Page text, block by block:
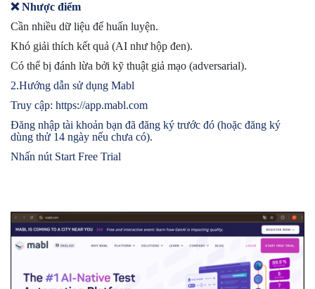
❌Nhược điểm
Cần nhiều dữ liệu để huấn luyện.
Khó giải thích kết quả (AI như hộp đen).
Có thể bị đánh lừa bởi kỹ thuật giả mạo (adversarial).
2.Hướng dẫn sử dụng Mabl
Truy cập: https://app.mabl.com
Đăng nhập tài khoản bạn đã đăng ký trước đó (hoặc đăng ký
dùng thử 14 ngày nếu chưa có).
Nhấn nút Start Free Trial